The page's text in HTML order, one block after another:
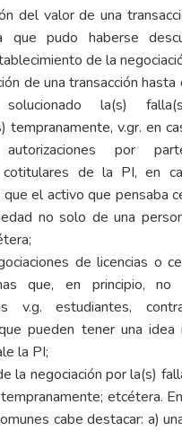
del valor de una
que pudo haberse
de la
de una transacción hasta
la(s)
tempranamente, v.gr. en
autorizaciones por
cotitulares de la PI, en
el activo que pensaba
no solo de una
de licencias o
que, en principio, no
v.g. estudiantes,
pueden tener una idea
la PI;
la negociación por la(s)
etcétera.
cabe destacar: a)